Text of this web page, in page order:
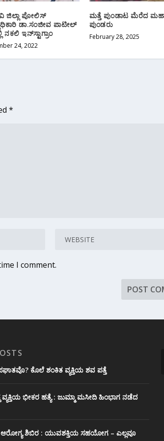
ಜಿಲ್ಲಾ ಪೋಲಿಸ್
ಡಾ.ಸಂಜೀವ ಪಾಟೀಲ್
ನಕಲಿ ಇನ್‌ಸ್ಟಾಗ್ರಾಂ
24, 2022
ಮತ್ತೆ ಪುಂಡಾಟ ಮೆರೆದ
ಪುಂಡರು
February 28, 2025
*
I comment.
ಕೊಲೆ ಶಂಕಿತ ವ್ಯಕ್ತಿಯ ಶವ ಪತ್ತೆ
ವ್ಯಕ್ತಿಯ ಭೀಕರ‌ ಹತ್ಯೆ : ಜುಮ್ಮಾ ಮಸೀದಿ ಹಿಂಭಾಗ ನಡೆದ
ಆರೋಗ್ಯ ಶಿಬಿರ : ಯುವಶಕ್ತಿಯ ಸಹಯೋಗ – ಎಲ್ಲವೂ